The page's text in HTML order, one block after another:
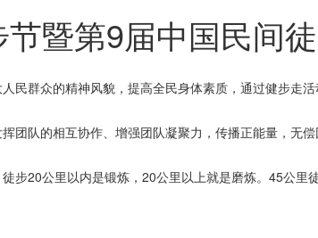
暨第9届中国民间
民群众的精神风貌，提高全民身体素质，通过健步走
团队的相互协作、增强团队凝聚力，传播正能量，无
步20公里以内是锻炼，20公里以上就是磨炼。45公